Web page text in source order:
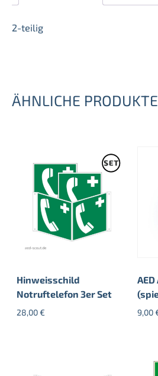
2-teilig
ÄHNLICHE PRODUKTE
Hinweisschild
Notruftelefon 3er Set
28,00€ 9,00